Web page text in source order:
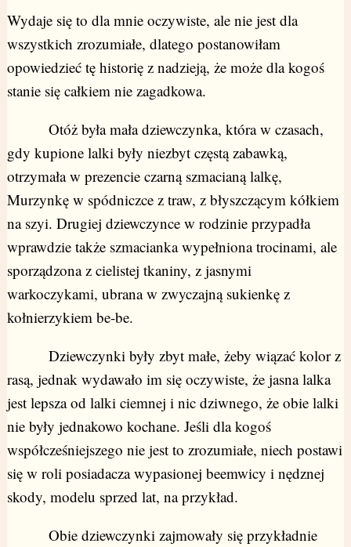
Wydaje się to dla mnie oczywiste, ale nie jest dla
wszystkich zrozumiałe, dlatego postanowiłam
opowiedzieć tę historię z nadzieją, że może dla kogoś
stanie się całkiem nie zagadkowa.
Otóż była mała dziewczynka, która w czasach,
gdy kupione lalki były niezbyt częstą zabawką,
otrzymała w prezencie czarną szmacianą lalkę,
Murzynkę w spódniczce z traw, z błyszczącym kółkiem
na szyi. Drugiej dziewczynce w rodzinie przypadła
wprawdzie także szmacianka wypełniona trocinami, ale
sporządzona z cielistej tkaniny, z jasnymi
warkoczykami, ubrana w zwyczajną sukienkę z
kołnierzykiem be-be.
Dziewczynki były zbyt małe, żeby wiązać kolor z
rasą, jednak wydawało im się oczywiste, że jasna lalka
jest lepsza od lalki ciemnej i nic dziwnego, że obie lalki
nie były jednakowo kochane. Jeśli dla kogoś
współcześniejszego nie jest to zrozumiałe, niech postawi
się w roli posiadacza wypasionej beemwicy i nędznej
skody, modelu sprzed lat, na przykład.
Obie dziewczynki zajmowały się przykładnie